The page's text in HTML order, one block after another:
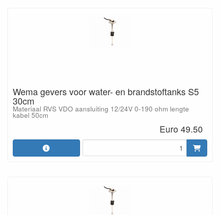
Wema gevers voor water- en brandstoftanks S5
30cm
Materiaal RVS VDO aansluiting 12/24V 0-190 ohm lengte
kabel 50cm
Euro 49.50